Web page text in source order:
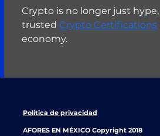
Crypto is no longer just
trusted Crypto Certifications
economy.
Política de privacidad
AFORES EN MÉXICO Copyright 2018